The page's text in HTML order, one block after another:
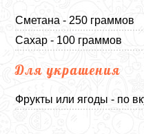
Сметана - 250 граммов
Сахар - 100 граммов
Для украшения
Фрукты или ягоды - по